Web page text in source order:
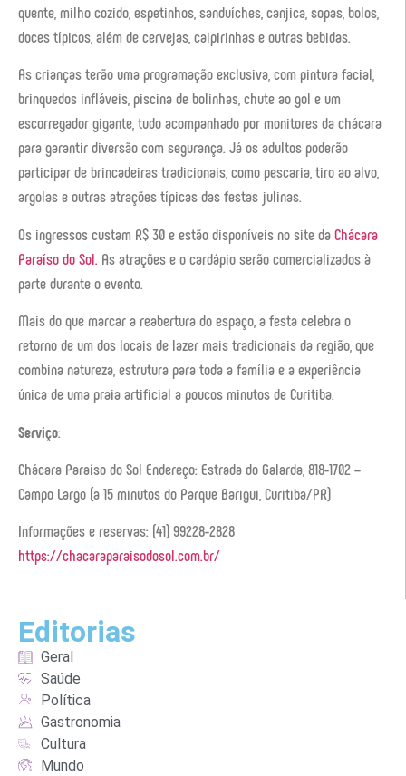
quente, milho cozido, espetinhos, sanduíches, canjica, sopas, bolos,
doces típicos, além de cervejas, caipirinhas e outras bebidas.
As crianças terão uma programação exclusiva, com pintura facial,
brinquedos infláveis, piscina de bolinhas, chute ao gol e um
escorregador gigante, tudo acompanhado por monitores da chácara
para garantir diversão com segurança. Já os adultos poderão
participar de brincadeiras tradicionais, como pescaria, tiro ao alvo,
argolas e outras atrações típicas das festas julinas.
Os ingressos custam R$ 30 e estão disponíveis no site daChácara
Paraíso do Sol. As atrações e o cardápio serão comercializados à
parte durante o evento.
Mais do que marcar a reabertura do espaço, a festa celebra o
retorno de um dos locais de lazer mais tradicionais da região, que
combina natureza, estrutura para toda a família e a experiência
única de uma praia artificial a poucos minutos de Curitiba.
Serviço:
Chácara Paraíso do Sol Endereço: Estrada do Galarda, 818-1702 –
Campo Largo (a 15 minutos do Parque Barigui, Curitiba/PR)
Informações e reservas: (41) 99228-2828
https://chacaraparaisodosol.com.br/
Editorias
Geral
Saúde
Política
Gastronomia
Cultura
Mundo